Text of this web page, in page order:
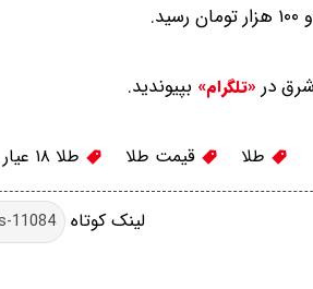
در «تلگرام» بپیوندید.
طلا قیمت طلا طلا ۱۸ عیار
لینک کوتاه